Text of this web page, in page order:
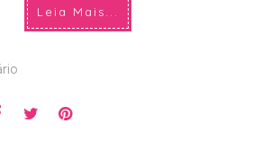
Leia Mais...